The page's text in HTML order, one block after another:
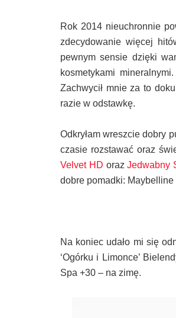
Rok 2014 nieuchronnie
zdecydowanie więcej
pewnym sensie dzięki
kosmetykami
Zachwycił mnie za to
razie w odstawkę.
Odkryłam wreszcie dobry
czasie rozstawać oraz
Velvet HD orazJedwabny
dobre pomadki:
Na koniec udało mi się
‘Ogórku i Limonce’
Spa +30 – na zimę.